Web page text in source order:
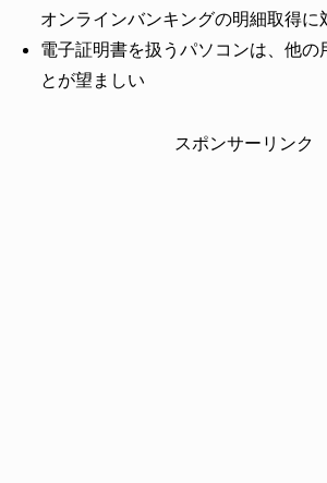
オンラインバンキングの明細取得に
電子証明書を扱うパソコンは、他の
とが望ましい
スポンサーリンク